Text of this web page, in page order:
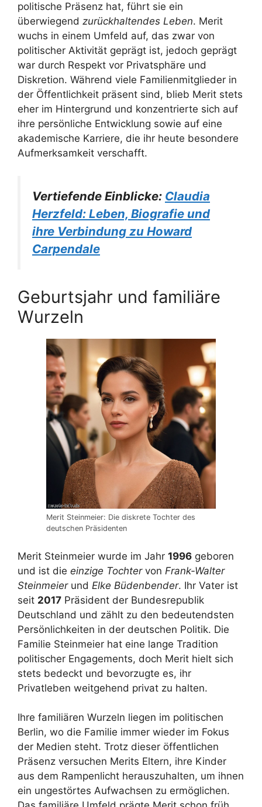
politische Präsenz hat, führt sie ein
überwiegend zurückhaltendes Leben. Merit
wuchs in einem Umfeld auf, das zwar von
politischer Aktivität geprägt ist, jedoch geprägt
war durch Respekt vor Privatsphäre und
Diskretion. Während viele Familienmitglieder in
der Öffentlichkeit präsent sind, blieb Merit stets
eher im Hintergrund und konzentrierte sich auf
ihre persönliche Entwicklung sowie auf eine
akademische Karriere, die ihr heute besondere
Aufmerksamkeit verschafft.
Vertiefende Einblicke: Claudia
Herzfeld: Leben, Biografie und
ihre Verbindung zu Howard
Carpendale
Geburtsjahr und familiäre
Wurzeln
Merit Steinmeier: Die diskrete Tochter des
deutschen Präsidenten
Merit Steinmeier wurde im Jahr 1996 geboren
und ist die einzige Tochtervon Frank-Walter
Steinmeierund Elke Büdenbender. Ihr Vater ist
seit 2017 Präsident der Bundesrepublik
Deutschland und zählt zu den bedeutendsten
Persönlichkeiten in der deutschen Politik. Die
Familie Steinmeier hat eine lange Tradition
politischer Engagements, doch Merit hielt sich
stets bedeckt und bevorzugte es, ihr
Privatleben weitgehend privat zu halten.
Ihre familiären Wurzeln liegen im politischen
Berlin, wo die Familie immer wieder im Fokus
der Medien steht. Trotz dieser öffentlichen
Präsenz versuchen Merits Eltern, ihre Kinder
aus dem Rampenlicht herauszuhalten, um ihnen
ein ungestörtes Aufwachsen zu ermöglichen.